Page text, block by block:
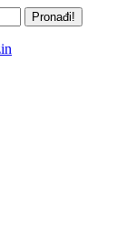
Pronađi!